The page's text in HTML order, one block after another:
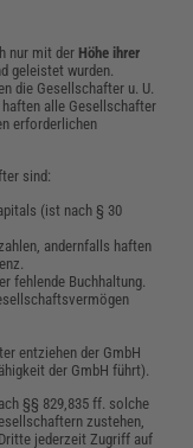
nur mit der Höhe ihrer
geleistet wurden.
die Gesellschafter u. U.
alle Gesellschafter
erforderlichen
sind:
(ist nach § 30
andernfalls haften
fehlende Buchhaltung.
entziehen der GmbH
der GmbH führt).
§§ 829,835 ff. solche
zustehen,
jederzeit Zugriff auf